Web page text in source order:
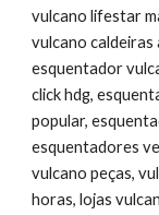
vulcano lifestar
vulcano
esquentador
click hdg,
popular,
esquentadores
vulcano peças,
horas, lojas